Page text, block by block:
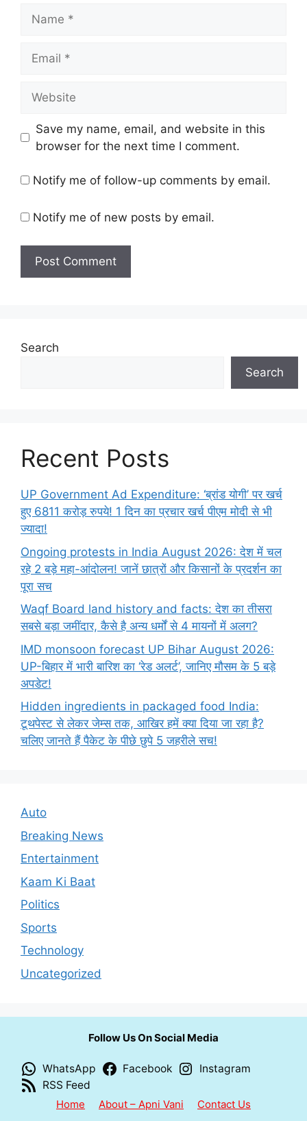
Save my name, email, and website in this
browser for the next time I comment.
Notify me of follow-up comments by email.
Notify me of new posts by email.
Search
Search
Recent Posts
UP Government Ad Expenditure: ‘ब्रांड योगी’ पर खर्च
हुए 6811 करोड़ रुपये! 1 दिन का प्रचार खर्च पीएम मोदी से भी
ज्यादा!
Ongoing protests in India August 2026: देश में चल
रहे 2 बड़े महा-आंदोलन! जानें छात्रों और किसानों के प्रदर्शन का
पूरा सच
Waqf Board land history and facts: देश का तीसरा
सबसे बड़ा जमींदार, कैसे है अन्य धर्मों से 4 मायनों में अलग?
IMD monsoon forecast UP Bihar August 2026:
UP-बिहार में भारी बारिश का ‘रेड अलर्ट’, जानिए मौसम के 5 बड़े
अपडेट!
Hidden ingredients in packaged food India:
टूथपेस्ट से लेकर जेम्स तक, आखिर हमें क्या दिया जा रहा है?
चलिए जानते हैं पैकेट के पीछे छुपे 5 जहरीले सच!
Auto
Breaking News
Entertainment
Kaam Ki Baat
Politics
Sports
Technology
Uncategorized
Follow Us On Social Media
WhatsApp Facebook
Instagram
RSS Feed
Home
About – Apni Vani
Contact Us